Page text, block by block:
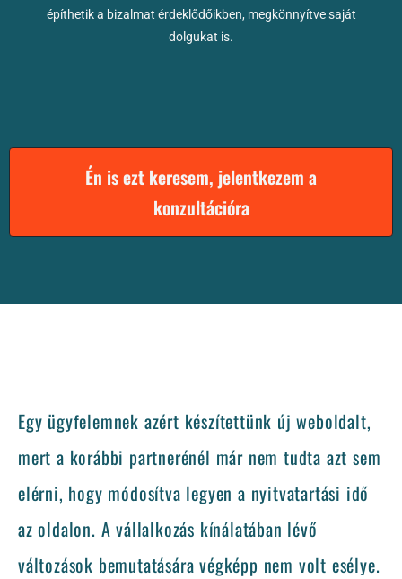
építhetik a bizalmat érdeklődőikben, megkönnyítve saját
dolgukat is.
Én is ezt keresem, jelentkezem a
konzultációra
Egy ügyfelemnek azért készítettünk új weboldalt,
mert a korábbi partnerénél már nem tudta azt sem
elérni, hogy módosítva legyen a nyitvatartási idő
az oldalon. A vállalkozás kínálatában lévő
változások bemutatására végképp nem volt esélye.